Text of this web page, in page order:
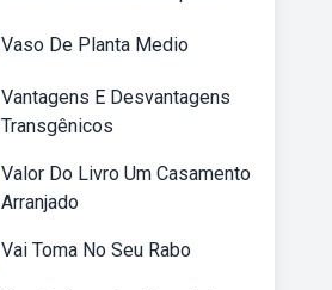
Vaso De Planta Medio
Vantagens E Desvantagens
Transgênicos
Valor Do Livro Um Casamento
Arranjado
Vai Toma No Seu Rabo